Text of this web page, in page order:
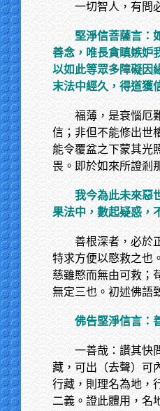
一切智人，有問
堅淨信菩薩言：
善念，唯長貪瞋嫉妒
以如此等眾多障礙因
末法中經久，得道獲
福薄，是衰惱厄
信；非但不能修出世
能令覆盆之下蒙其光
畏。即於如來所證剎
我今為此未來惡
果法中，數起疑惑，
善根深者，必於
特求方便以愍救之也
慈雖愍而無由可救；
無定三也。初述佛語
佛告堅淨信言：
一善哉：讚其快
藏，可出（去聲）可
行藏，則理名為地，
二義。證此體用，名